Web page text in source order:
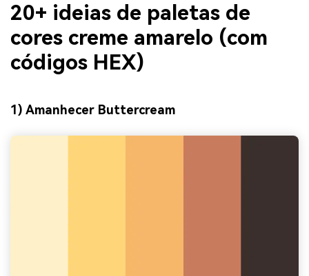
20+ ideias de paletas de
cores creme amarelo (com
códigos HEX)
1) Amanhecer Buttercream